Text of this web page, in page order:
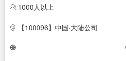
1000人以上
【100096】中国·大陆公司